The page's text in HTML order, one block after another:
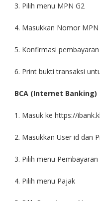
3. Pilih menu MPN G2
4. Masukkan Nomor
5. Konfirmasi
6. Print bukti transaksi
BCA (Internet Banking)
1. Masuk ke https://
2. Masukkan User id dan
3. Pilih menu Pembayaran
4. Pilih menu Pajak